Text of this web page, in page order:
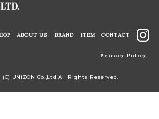
ABOUT US BRAND ITEM CONTACT
Privacy Policy
UNiZON Co.,Ltd All Rights Reserved.